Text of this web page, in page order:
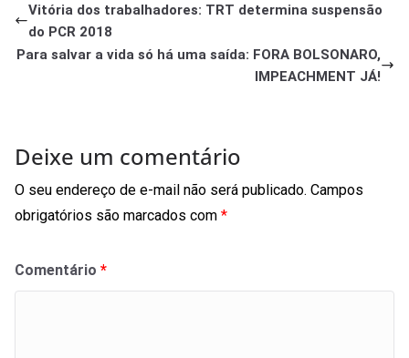
Vitória dos trabalhadores: TRT determina suspensão
do PCR 2018
Para salvar a vida só há uma saída: FORA BOLSONARO,
IMPEACHMENT JÁ!
Deixe um comentário
O seu endereço de e-mail não será publicado. Campos
obrigatórios são marcados com *
Comentário *